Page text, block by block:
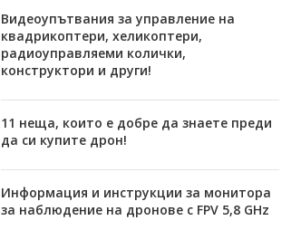
Видеоупътвания за управление на
квадрикоптери, хеликоптери,
радиоуправляеми колички,
конструктори и други!
11 неща, които е добре да знаете преди
да си купите дрон!
Информация и инструкции за монитора
за наблюдение на дронове с FPV 5,8 GHz